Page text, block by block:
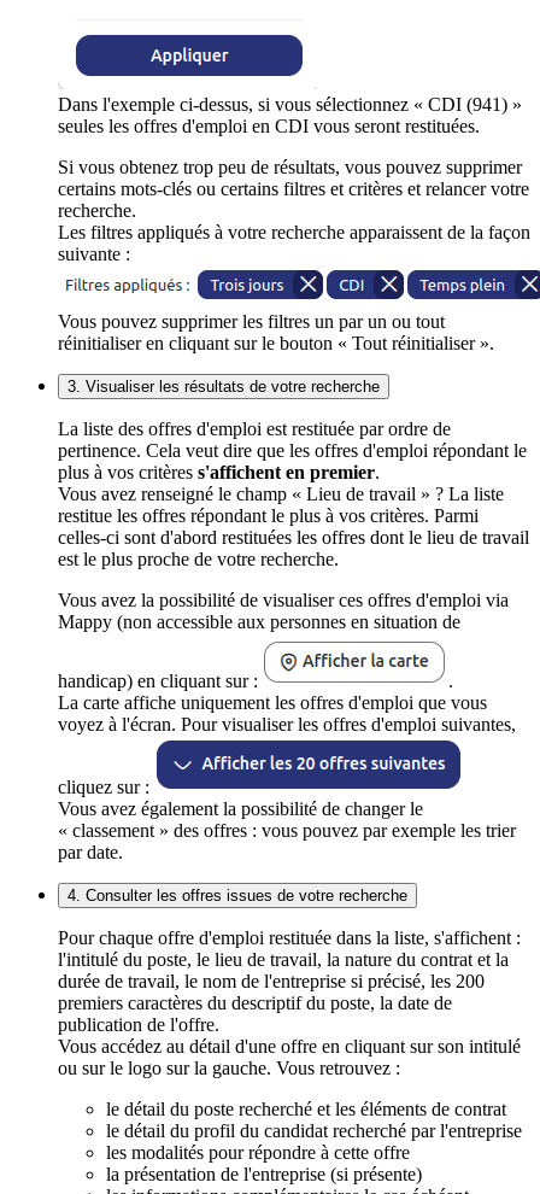
Dans l'exemple ci-dessus, si vous sélectionnez « CDI (941) »
seules les offres d'emploi en CDI vous seront restituées.
Si vous obtenez trop peu de résultats, vous pouvez supprimer
certains mots-clés ou certains filtres et critères et relancer votre
recherche.
Les filtres appliqués à votre recherche apparaissent de la façon
suivante :
Vous pouvez supprimer les filtres un par un ou tout
réinitialiser en cliquant sur le bouton « Tout réinitialiser ».
3. Visualiser les résultats de votre recherche
La liste des offres d'emploi est restituée par ordre de
pertinence. Cela veut dire que les offres d'emploi répondant le
plus à vos critères s'affichent en premier.
Vous avez renseigné le champ « Lieu de travail » ? La liste
restitue les offres répondant le plus à vos critères. Parmi
celles-ci sont d'abord restituées les offres dont le lieu de travail
est le plus proche de votre recherche.
Vous avez la possibilité de visualiser ces offres d'emploi via
Mappy (non accessible aux personnes en situation de
handicap) en cliquant sur :
.
La carte affiche uniquement les offres d'emploi que vous
voyez à l'écran. Pour visualiser les offres d'emploi suivantes,
cliquez sur :
Vous avez également la possibilité de changer le
« classement » des offres : vous pouvez par exemple les trier
par date.
4. Consulter les offres issues de votre recherche
Pour chaque offre d'emploi restituée dans la liste, s'affichent :
l'intitulé du poste, le lieu de travail, la nature du contrat et la
durée de travail, le nom de l'entreprise si précisé, les 200
premiers caractères du descriptif du poste, la date de
publication de l'offre.
Vous accédez au détail d'une offre en cliquant sur son intitulé
ou sur le logo sur la gauche. Vous retrouvez :
le détail du poste recherché et les éléments de contrat
le détail du profil du candidat recherché par l'entreprise
les modalités pour répondre à cette offre
la présentation de l'entreprise (si présente)